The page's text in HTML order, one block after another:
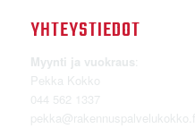
YHTEYSTIEDOT
Myynti ja vuokraus
Pekka Kokko
044 562 1337
pekka@rakennuspalvelukokko.fi